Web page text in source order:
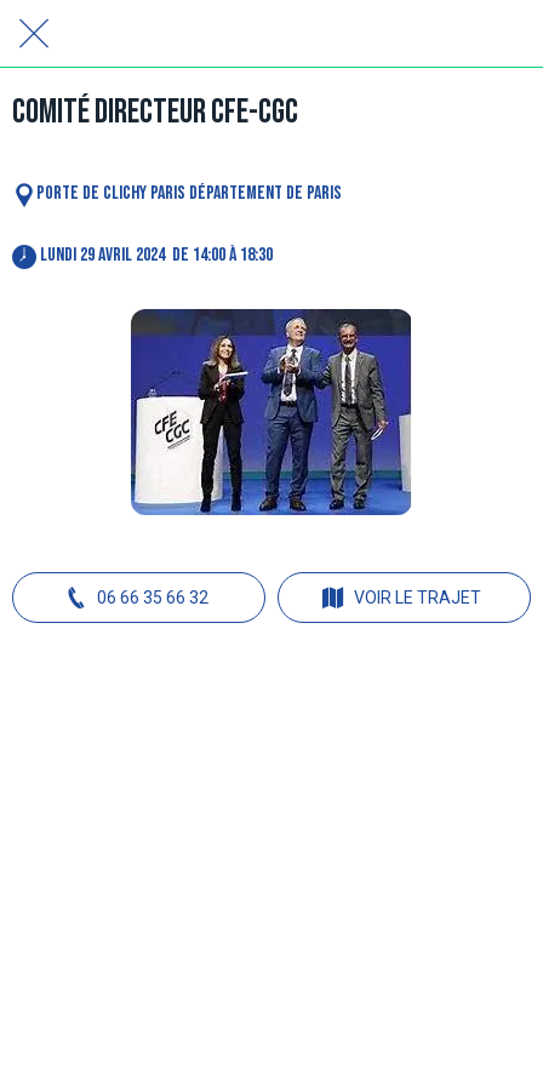
Comité Directeur CFE-CGC
Porte de Clichy Paris Département de Paris
lundi 29 avril 2024  de 14:00 à 18:30
06 66 35 66 32 VOIR LE TRAJET